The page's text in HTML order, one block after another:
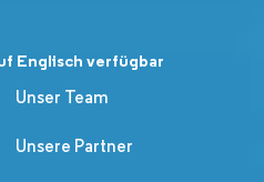
Englisch verfügbar
Unser Team
Unsere Partner